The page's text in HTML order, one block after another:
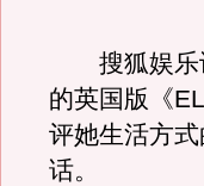
搜狐娱乐
的英国版《
评她生活方
话。